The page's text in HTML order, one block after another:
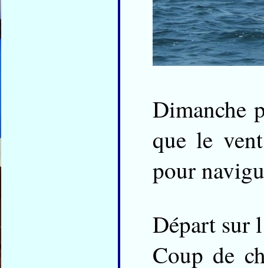
Dimanche
que le
pour
Départ sur
Coup de